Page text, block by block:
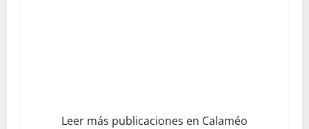
Leer más publicaciones en Calaméo